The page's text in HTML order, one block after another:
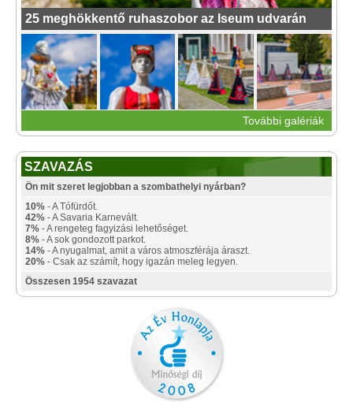
25 meghökkentő ruhaszobor az Iseum udvarán
További galériák
SZAVAZÁS
Ön mit szeret legjobban a szombathelyi nyárban?
10% - A Tófürdőt.
42% - A Savaria Karnevált.
7% - A rengeteg fagyizási lehetőséget.
8% - A sok gondozott parkot.
14% - A nyugalmat, amit a város atmoszférája áraszt.
20% - Csak az számít, hogy igazán meleg legyen.
Összesen 1954 szavazat